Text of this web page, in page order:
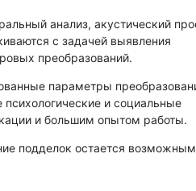
анализ, акустический
с задачей выявления
преобразований.
параметры
и социальные
и большим опытом работы.
подделок остается возможным